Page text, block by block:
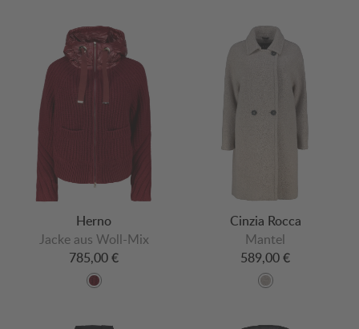
Herno
Jacke aus Woll-Mix
785,00 €
Cinzia Rocca
Mantel
589,00 €